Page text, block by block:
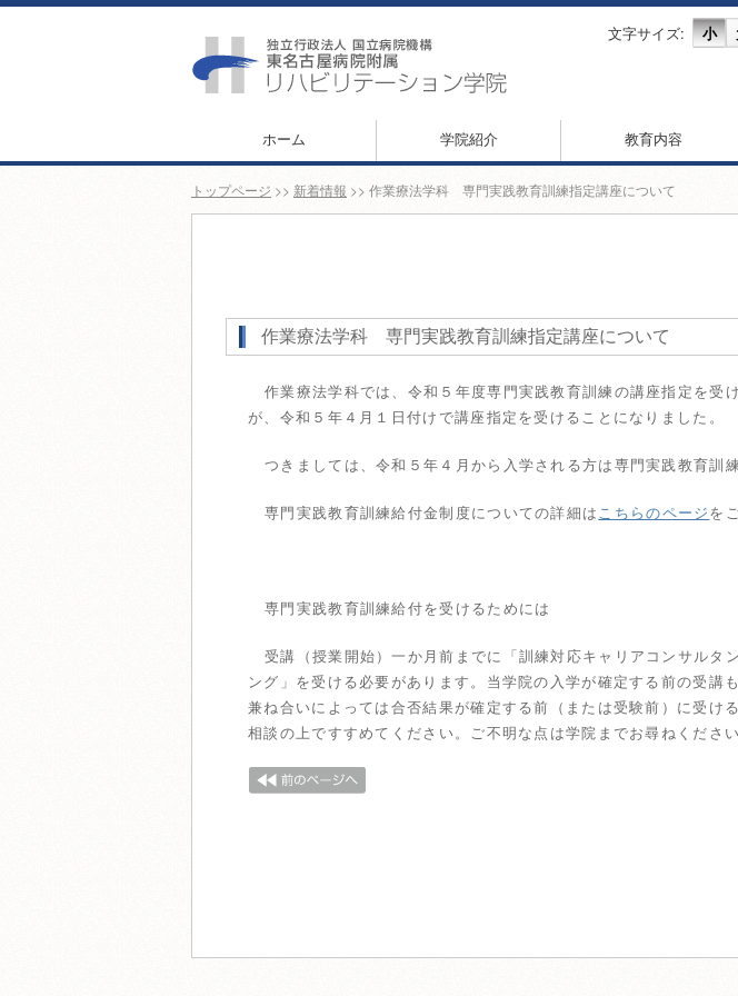
文字サイズ: 小
ホーム 学院紹介 教育内容
トップページ >> 新着情報 >> 作業療法学科 専門実践教育訓練指定講座について
作業療法学科 専門実践教育訓練指定講座について
作業療法学科では、令和５年度専門実践教育訓練の講座指定を受
が、令和５年４月１日付けで講座指定を受けることになりました。
つきましては、令和５年４月から入学される方は専門実践教育訓
専門実践教育訓練給付金制度についての詳細はこちらのページを
専門実践教育訓練給付を受けるためには
受講（授業開始）一か月前までに「訓練対応キャリアコンサルタ
ング」を受ける必要があります。当学院の入学が確定する前の受講
兼ね合いによっては合否結果が確定する前（または受験前）に受け
相談の上ですすめてください。ご不明な点は学院までお尋ねください